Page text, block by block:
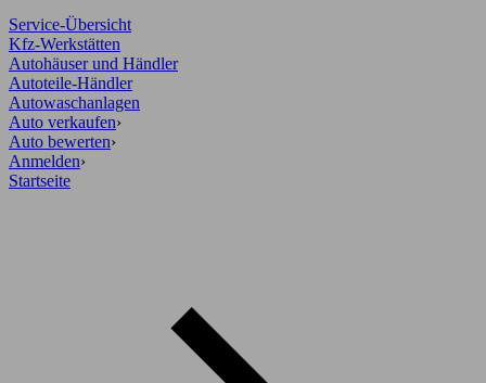
Service-Übersicht
Kfz-Werkstätten
Autohäuser und Händler
Autoteile-Händler
Autowaschanlagen
Auto verkaufen›
Auto bewerten›
Anmelden›
Startseite